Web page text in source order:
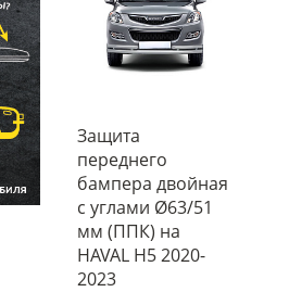
Защита
переднего
бампера двойная
с углами Ø63/51
мм (ППК) на
HAVAL H5 2020-
2023